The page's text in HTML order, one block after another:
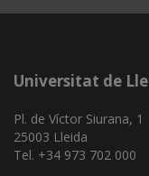
Universitat de
Pl. de Víctor Siurana, 1
25003 Lleida
Tel. +34 973 702 000